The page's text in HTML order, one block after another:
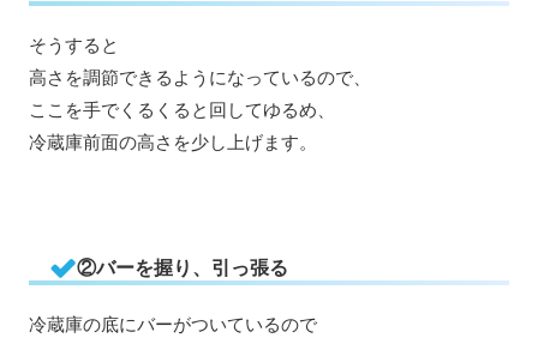
そうすると
高さを調節できるようになっているので、
ここを手でくるくると回してゆるめ、
冷蔵庫前面の高さを少し上げます。
②バーを握り、引っ張る
冷蔵庫の底にバーがついているので